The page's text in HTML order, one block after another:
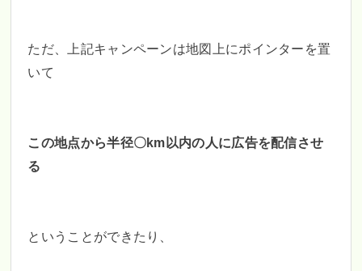
ただ、上記キャンペーンは地図上にポインターを置
いて
この地点から半径〇km以内の人に広告を配信させ
る
ということができたり、